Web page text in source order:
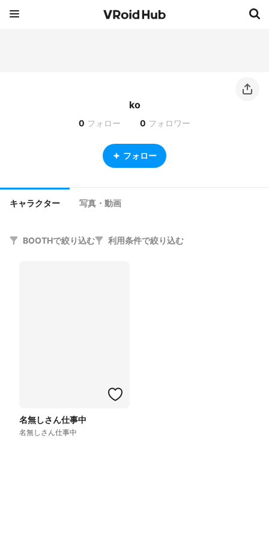
ko
0 フォロー 0 フォロワー
フォロー
キャラクター 写真・動画
BOOTHで絞り込む 利用条件で絞り込む
名無しさん仕事中
名無しさん仕事中